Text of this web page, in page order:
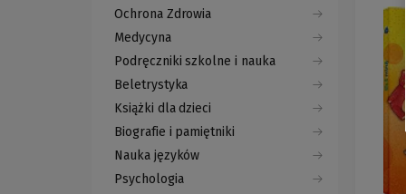
Ochrona Zdrowia
Medycyna
Podręczniki szkolne i nauka
Beletrystyka
Książki dla dzieci
Biografie i pamiętniki
Nauka języków
Psychologia